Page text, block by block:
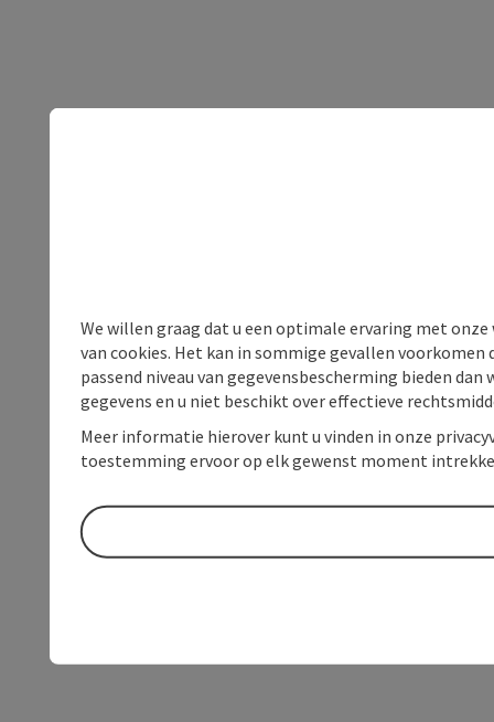
We willen graag dat u een optimale ervaring met
van cookies. Het kan in sommige gevallen voorkomen
passend niveau van gegevensbescherming bieden
gegevens en u niet beschikt over effectieve
Meer informatie hierover kunt u vinden in onze
toestemming ervoor op elk gewenst moment